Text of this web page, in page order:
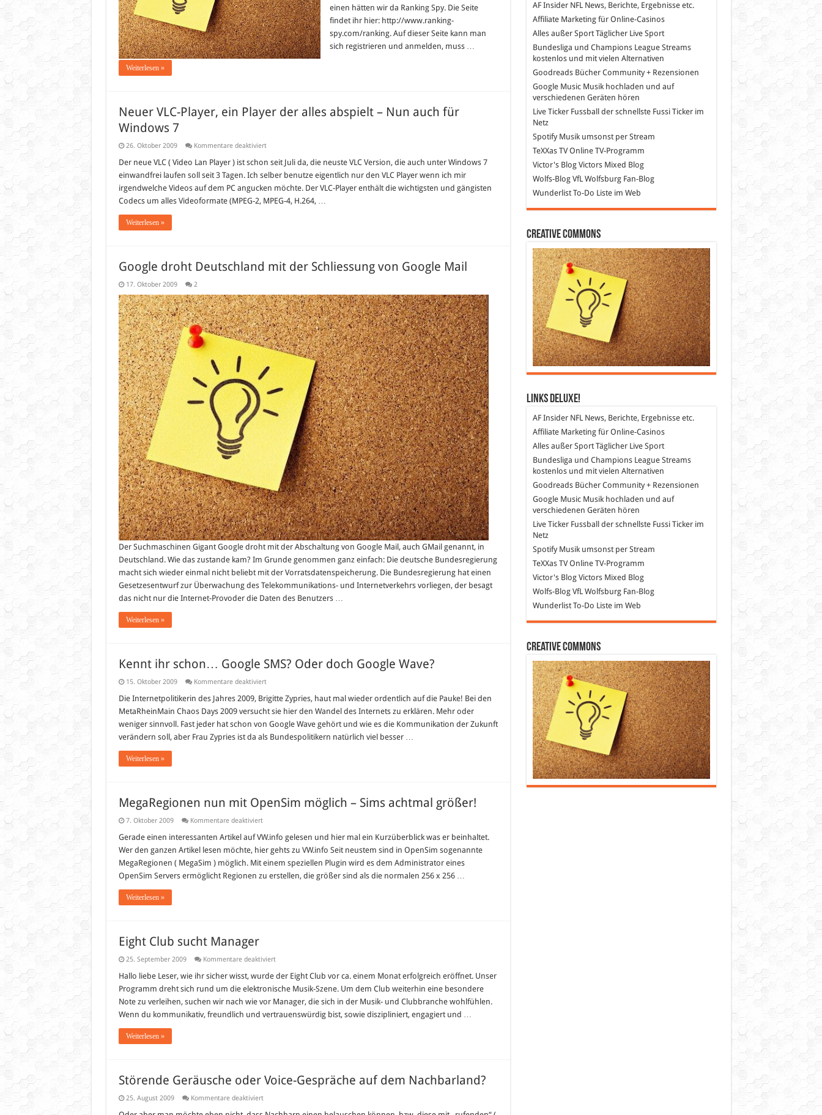
einen hätten wir da Ranking Spy. Die Seite
findet ihr hier: http://www.ranking-
spy.com/ranking. Auf dieser Seite kann man
sich registrieren und anmelden, muss …
Weiterlesen »
Neuer VLC-Player, ein Player der alles abspielt – Nun auch für
Windows 7
26. Oktober 2009 Kommentare deaktiviertfür
VLC-
Player,
ein
Player
der
alles
Der neue VLC ( Video Lan Player ) ist schon seit Juli da, die neuste VLC Version, die auch unter Windows 7
einwandfrei laufen soll seit 3 Tagen. Ich selber benutze eigentlich nur den VLC Player wenn ich mir
irgendwelche Videos auf dem PC angucken möchte. Der VLC-Player enthält die wichtigsten und gängisten
Codecs um alles Videoformate (MPEG-2, MPEG-4, H.264, …
Weiterlesen »
Google droht Deutschland mit der Schliessung von Google Mail
17. Oktober 2009 2
Der Suchmaschinen Gigant Google droht mit der Abschaltung von Google Mail, auch GMail genannt, in
Deutschland. Wie das zustande kam? Im Grunde genommen ganz einfach: Die deutsche Bundesregierung
macht sich wieder einmal nicht beliebt mit der Vorratsdatenspeicherung. Die Bundesregierung hat einen
Gesetzesentwurf zur Überwachung des Telekommunikations- und Internetverkehrs vorliegen, der besagt
das nicht nur die Internet-Provoder die Daten des Benutzers …
Weiterlesen »
Kennt ihr schon… Google SMS? Oder doch Google Wave?
15. Oktober 2009 Kommentare deaktiviertfür
ihr
schon…
Google
SMS?
Oder
doch
Die Internetpolitikerin des Jahres 2009, Brigitte Zypries, haut mal wieder ordentlich auf die Pauke! Bei den
MetaRheinMain Chaos Days 2009 versucht sie hier den Wandel des Internets zu erklären. Mehr oder
weniger sinnvoll. Fast jeder hat schon von Google Wave gehört und wie es die Kommunikation der Zukunft
verändern soll, aber Frau Zypries ist da als Bundespolitikern natürlich viel besser …
Weiterlesen »
MegaRegionen nun mit OpenSim möglich – Sims achtmal größer!
7. Oktober 2009 Kommentare deaktiviertfür
nun
OpenSim
möglich
–
Sims
Gerade einen interessanten Artikel auf VW.info gelesen und hier mal ein Kurzüberblick was er beinhaltet.
Wer den ganzen Artikel lesen möchte, hier gehts zu VW.info Seit neustem sind in OpenSim sogenannte
MegaRegionen ( MegaSim ) möglich. Mit einem speziellen Plugin wird es dem Administrator eines
OpenSim Servers ermöglicht Regionen zu erstellen, die größer sind als die normalen 256 x 256 …
Weiterlesen »
Eight Club sucht Manager
25. September 2009 Kommentare deaktiviertfür
Club
Manager
Hallo liebe Leser, wie ihr sicher wisst, wurde der Eight Club vor ca. einem Monat erfolgreich eröffnet. Unser
Programm dreht sich rund um die elektronische Musik-Szene. Um dem Club weiterhin eine besondere
Note zu verleihen, suchen wir nach wie vor Manager, die sich in der Musik- und Clubbranche wohlfühlen.
Wenn du kommunikativ, freundlich und vertrauenswürdig bist, sowie diszipliniert, engagiert und …
Weiterlesen »
Störende Geräusche oder Voice-Gespräche auf dem Nachbarland?
25. August 2009 Kommentare deaktiviertfür
AF InsiderNFL News, Berichte, Ergebnisse etc.
Affiliate Marketingfür Online-Casinos
Alles außer SportTäglicher Live Sport
Bundesliga und Champions League Streams
kostenlos und mit vielen Alternativen
GoodreadsBücher Community + Rezensionen
Google MusicMusik hochladen und auf
verschiedenen Geräten hören
Live Ticker Fussball
der schnellste Fussi Ticker im
Netz
SpotifyMusik umsonst per Stream
TeXXas TVOnline TV-Programm
Victor's BlogVictors Mixed Blog
Wolfs-BlogVfL Wolfsburg Fan-Blog
WunderlistTo-Do Liste im Web
Creative Commons
Links DeLuXe!
AF InsiderNFL News, Berichte, Ergebnisse etc.
Affiliate Marketingfür Online-Casinos
Alles außer SportTäglicher Live Sport
Bundesliga und Champions League Streams
kostenlos und mit vielen Alternativen
GoodreadsBücher Community + Rezensionen
Google MusicMusik hochladen und auf
verschiedenen Geräten hören
Live Ticker Fussball
der schnellste Fussi Ticker im
Netz
SpotifyMusik umsonst per Stream
TeXXas TVOnline TV-Programm
Victor's BlogVictors Mixed Blog
Wolfs-BlogVfL Wolfsburg Fan-Blog
WunderlistTo-Do Liste im Web
Creative Commons